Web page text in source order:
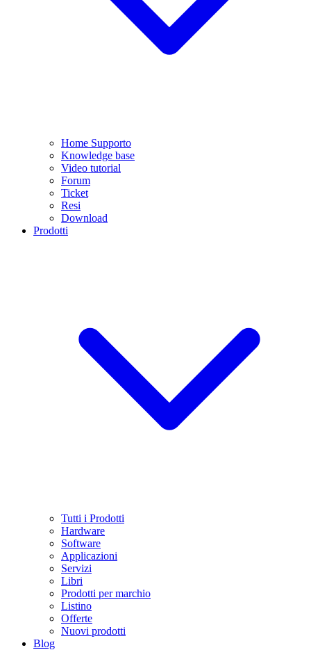
Home Supporto
Knowledge base
Video tutorial
Forum
Ticket
Resi
Download
Prodotti
Tutti i Prodotti
Hardware
Software
Applicazioni
Servizi
Libri
Prodotti per marchio
Listino
Offerte
Nuovi prodotti
Blog